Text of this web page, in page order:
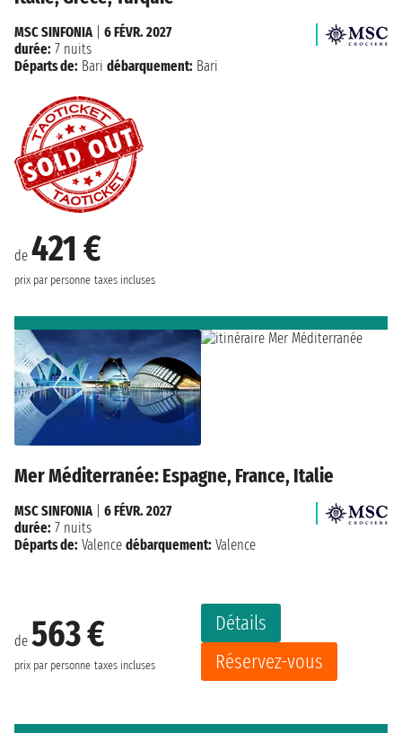
de 421 €
prix par personne taxes incluses
MSC SINFONIA
6 FÉVR. 2027
durée: 7 nuits
Départs de: Bari débarquement: Bari
Mer Méditerranée: Espagne, France, Italie
de 563 €
prix par personne taxes incluses
Détails
Réservez-vous
MSC SINFONIA| 6 FÉVR. 2027
durée: 7 nuits
Départs de: Valence débarquement: Valence